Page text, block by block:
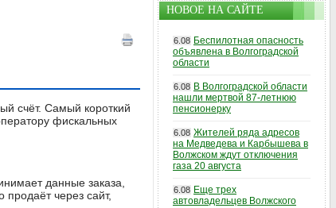
счёт. Самый короткий
фискальных
данные заказа,
через сайт,
НОВОЕ НА САЙТЕ
6.08 Беспилотная опасность
объявлена в Волгоградской
области
6.08 В Волгоградской области
нашли мертвой 87-летнюю
пенсионерку
6.08 Жителей ряда адресов
на Медведева и Карбышева в
Волжском ждут отключения
газа 20 августа
6.08 Еще трех
автовладельцев Волжского